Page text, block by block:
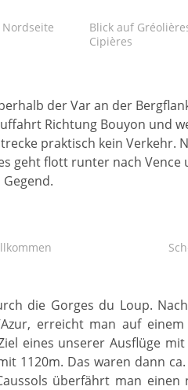
Nordseite
Blick auf
Cipières
der Var an der
Richtung Bouyon und
praktisch kein Verkehr.
geht flott runter nach
die Gorges du Loup.
erreicht man auf
eines unserer Ausflüge
1120m. Das waren dann
überfährt man einen